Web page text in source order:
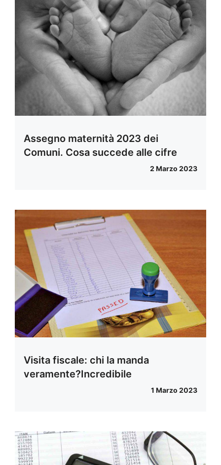
Assegno maternità 2023 dei
Comuni. Cosa succede alle cifre
2 Marzo 2023
Visita fiscale: chi la manda
veramente?Incredibile
1 Marzo 2023